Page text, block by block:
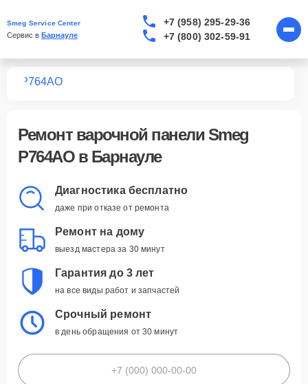
Smeg Service Center
Сервис в Барнауле
+7 (958) 295-29-36
+7 (800) 302-59-91
P764AO
Ремонт варочной панели Smeg
P764AOв Барнауле
Диагностика бесплатно
даже при отказе от ремонта
Ремонт на дому
выезд мастера за 30 минут
Гарантия до 3 лет
на все виды работ и запчастей
Срочный ремонт
в день обращения от 30 минут